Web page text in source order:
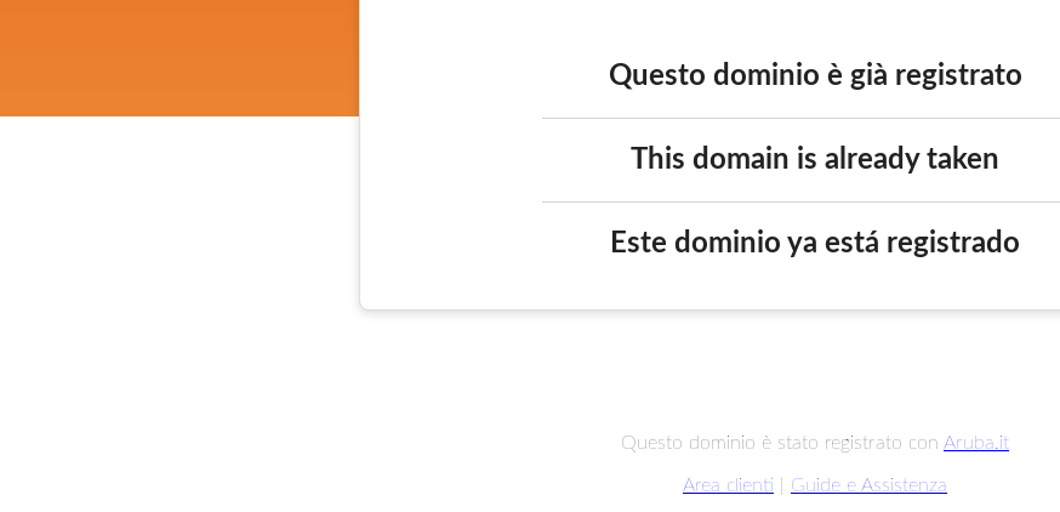
Questo dominio è già registrato
This domain is already taken
Este dominio ya está registrado
Questo dominio è stato registrato con Aruba.it
Area clienti Guide e Assistenza